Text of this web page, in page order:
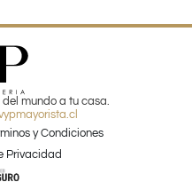
mundo a tu casa.
y Condiciones
Privacidad